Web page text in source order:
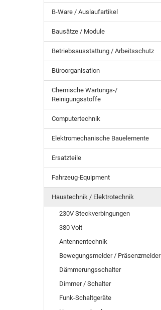
B-Ware / Auslaufartikel
Bausätze / Module
Betriebsausstattung / Arbeitsschutz
Büroorganisation
Chemische Wartungs-/
Reinigungsstoffe
Computertechnik
Elektromechanische Bauelemente
Ersatzteile
Fahrzeug-Equipment
Haustechnik / Elektrotechnik
230V Steckverbingungen
380 Volt
Antennentechnik
Bewegungsmelder / Präsenzmelder
Dämmerungsschalter
Dimmer / Schalter
Funk-Schaltgeräte